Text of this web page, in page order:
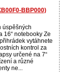
BBP000)
úspěšných
16“ notebooky Ze
vytáhnete
kontrol za
určené na 7“
a různé
ne...